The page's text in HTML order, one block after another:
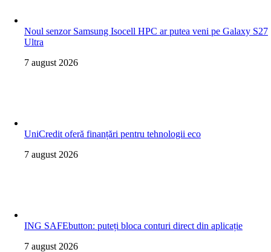
Noul senzor Samsung Isocell HPC ar putea veni pe Galaxy S27
Ultra
7 august 2026
UniCredit oferă finanțări pentru tehnologii eco
7 august 2026
ING SAFEbutton: puteți bloca conturi direct din aplicație
7 august 2026